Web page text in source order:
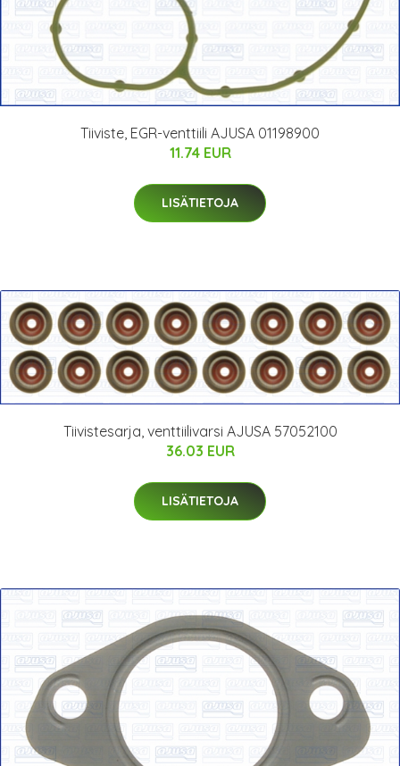
Tiiviste, EGR-venttiili AJUSA 01198900
11.74 EUR
LISÄTIETOJA
Tiivistesarja, venttiilivarsi AJUSA 57052100
36.03 EUR
LISÄTIETOJA